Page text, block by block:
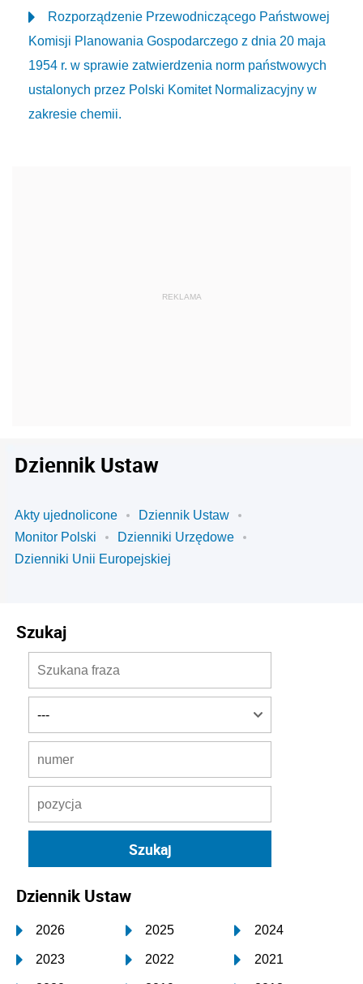
Rozporządzenie Przewodniczącego Państwowej
Komisji Planowania Gospodarczego z dnia 20 maja
1954 r. w sprawie zatwierdzenia norm państwowych
ustalonych przez Polski Komitet Normalizacyjny w
zakresie chemii.
Dziennik Ustaw
Akty ujednolicone
Dziennik Ustaw
Monitor Polski
Dzienniki Urzędowe
Dzienniki Unii Europejskiej
Szukaj
Dziennik Ustaw
2026 2025 2024
2023 2022 2021